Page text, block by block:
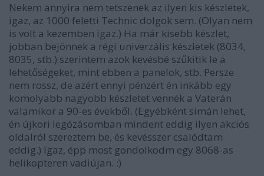
Nekem annyira nem tetszenek az ilyen kis készletek,
igaz, az 1000 feletti Technic dolgok sem. (Olyan nem
is volt a kezemben igaz.) Ha már kisebb készlet,
jobban bejönnek a régi univerzális készletek (8034,
8035, stb.) szerintem azok kevésbé szűkitik le a
lehetőségeket, mint ebben a panelok, stb. Persze
nem rossz, de azért ennyi pénzért én inkább egy
komolyabb nagyobb készletet vennék a Vaterán
valamikor a 90-es évekből. (Egyébként simán lehet,
én újkori legózásomban mindent eddig ilyen akciós
oldalról szereztem be, és kevésszer csalódtam
eddig.) Igaz, épp most gondolkodm egy 8068-as
helikopteren vadiújan. :)